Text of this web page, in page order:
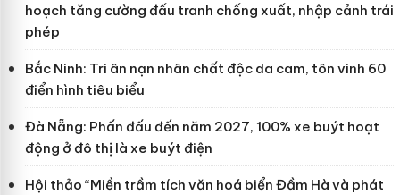
hoạch tăng cường đấu tranh chống xuất, nhập cảnh trái
phép
Bắc Ninh: Tri ân nạn nhân chất độc da cam, tôn vinh 60
điển hình tiêu biểu
Đà Nẵng: Phấn đấu đến năm 2027, 100% xe buýt hoạt
động ở đô thị là xe buýt điện
Hội thảo “Miền trầm tích văn hoá biển Đầm Hà và phát